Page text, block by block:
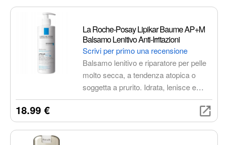
La Roche-Posay Lipikar Baume AP+M
Balsamo Lenitivo Anti-Irritazioni
Scrivi per primo una recensione
Balsamo lenitivo e riparatore per pelle
molto secca, a tendenza atopica o
soggetta a prurito. Idrata, lenisce e
ripristina la barriera cutanea. Adatto a
18.99 €